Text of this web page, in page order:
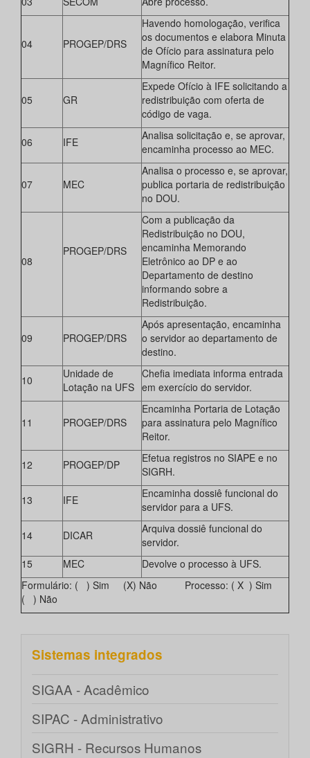
04 PROGEP/DRS
Havendo homologação, verifica
os documentos e elabora Minuta
de Ofício para assinatura pelo
Magnífico Reitor.
05 GR
Expede Ofício à IFE solicitando a
redistribuição com oferta de
código de vaga.
06 IFE
Analisa solicitação e, se aprovar,
encaminha processo ao MEC.
07 MEC
Analisa o processo e, se aprovar,
publica portaria de redistribuição
no DOU.
08
PROGEP/DRS
Com a publicação da
Redistribuição no DOU,
encaminha Memorando
Eletrônico ao DP e ao
Departamento de destino
informando sobre a
Redistribuição.
09 PROGEP/DRS
Após apresentação, encaminha
o servidor ao departamento de
destino.
10
Unidade de
Lotação na UFS
Chefia imediata informa entrada
em exercício do servidor.
11 PROGEP/DRS
Encaminha Portaria de Lotação
para assinatura pelo Magnífico
Reitor.
12 PROGEP/DP
Efetua registros no SIAPE e no
SIGRH.
13 IFE
Encaminha dossiê funcional do
servidor para a UFS.
14 DICAR
Arquiva dossiê funcional do
servidor.
15
MEC
Devolve o processo à UFS.
Formulário: ( ) Sim (X) Não Processo: ( X ) Sim
( ) Não
Sistemas integrados
SIGAA - Acadêmico
SIPAC - Administrativo
SIGRH - Recursos Humanos